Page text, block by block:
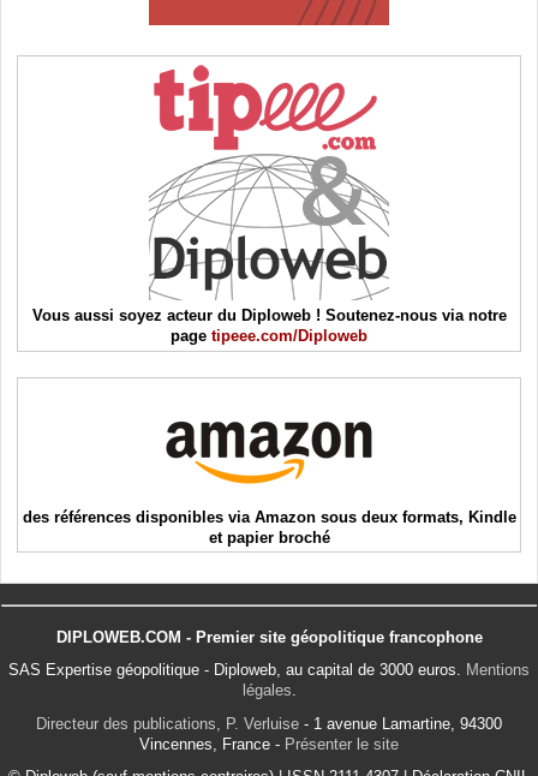
Vous aussi soyez acteur du Diploweb ! Soutenez-nous via notre
page tipeee.com/Diploweb
des références disponibles via Amazon sous deux formats, Kindle
et papier broché
DIPLOWEB.COM - Premier site géopolitique francophone
SAS Expertise géopolitique - Diploweb, au capital de 3000 euros. Mentions
légales.
Directeur des publications, P. Verluise - 1 avenue Lamartine, 94300
Vincennes, France - Présenter le site